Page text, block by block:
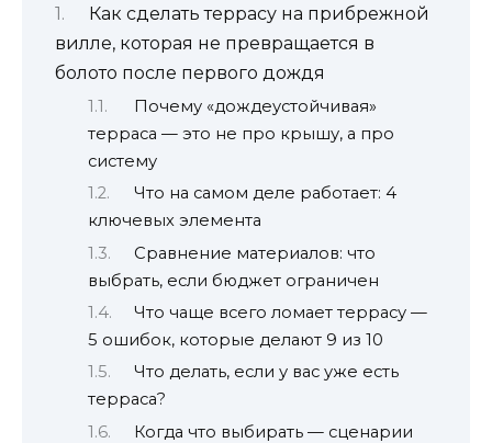
Как сделать террасу на прибрежной
вилле, которая не превращается в
болото после первого дождя
Почему «дождеустойчивая»
терраса — это не про крышу, а про
систему
Что на самом деле работает: 4
ключевых элемента
Сравнение материалов: что
выбрать, если бюджет ограничен
Что чаще всего ломает террасу —
5 ошибок, которые делают 9 из 10
Что делать, если у вас уже есть
терраса?
Когда что выбирать — сценарии